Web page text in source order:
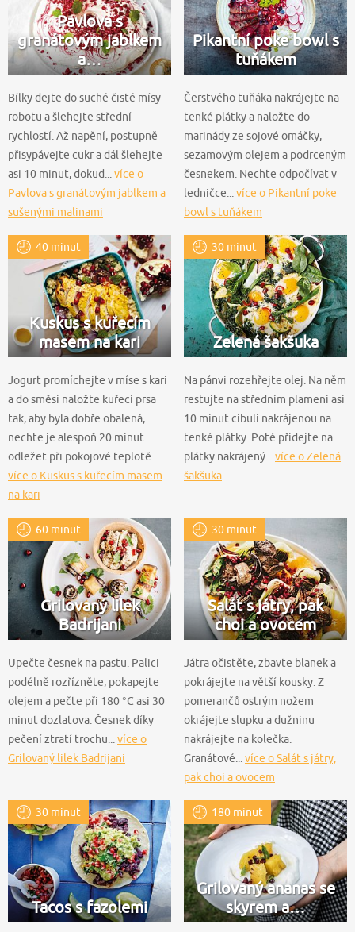
Pavlova s
granátovým jablkem
a…
Bílky dejte do suché čisté mísy
robotu a šlehejte střední
rychlostí. Až napění, postupně
přisypávejte cukr a dál šlehejte
asi 10 minut, dokud... více o
Pavlova s granátovým jablkem a
sušenými malinami
Pikantní poke bowl s
tuňákem
Čerstvého tuňáka nakrájejte na
tenké plátky a naložte do
marinády ze sojové omáčky,
sezamovým olejem a podrceným
česnekem. Nechte odpočívat v
ledničce... více o Pikantní poke
bowl s tuňákem
40 minut
Kuskus s kuřecím
masem na kari
Jogurt promíchejte v míse s kari
a do směsi naložte kuřecí prsa
tak, aby byla dobře obalená,
nechte je alespoň 20 minut
odležet při pokojové teplotě. ...
více o Kuskus s kuřecím masem
na kari
30 minut
Zelená šakšuka
Na pánvi rozehřejte olej. Na něm
restujte na středním plameni asi
10 minut cibuli nakrájenou na
tenké plátky. Poté přidejte na
plátky nakrájený... více o Zelená
šakšuka
60 minut
Grilovaný lilek
Badrijani
Upečte česnek na pastu. Palici
podélně rozřízněte, pokapejte
olejem a pečte při 180 °C asi 30
minut dozlatova. Česnek díky
pečení ztratí trochu... více o
Grilovaný lilek Badrijani
30 minut
Salát s játry, pak
choi a ovocem
Játra očistěte, zbavte blanek a
pokrájejte na větší kousky. Z
pomerančů ostrým nožem
okrájejte slupku a dužninu
nakrájejte na kolečka.
Granátové... více o Salát s játry,
pak choi a ovocem
30 minut
Tacos s fazolemi
180 minut
Grilovaný ananas se
skyrem a…